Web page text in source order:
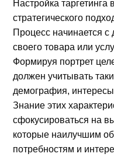
Настройка таргетинга
стратегического
Процесс начинается с
своего товара или
Формируя портрет
должен учитывать
демография,
Знание этих
сфокусироваться на
которые наилучшим
потребностям и